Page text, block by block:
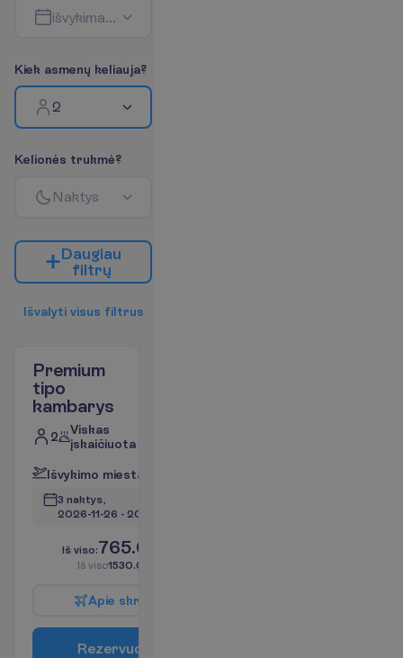
išvykimas g
Kiek asmenų keliauja?
2
Kelionės trukmė?
Naktys
Daugiau
filtrų
Išvalyti visus filtrus
Premium
tipo
kambarys
2
Viskas
įskaičiuota
Išvykimo miesta
3 naktys,
2026-11-26 - 2026-11-29
Iš viso:765.00
Iš viso1530.00
Apie skr
Rezervuo